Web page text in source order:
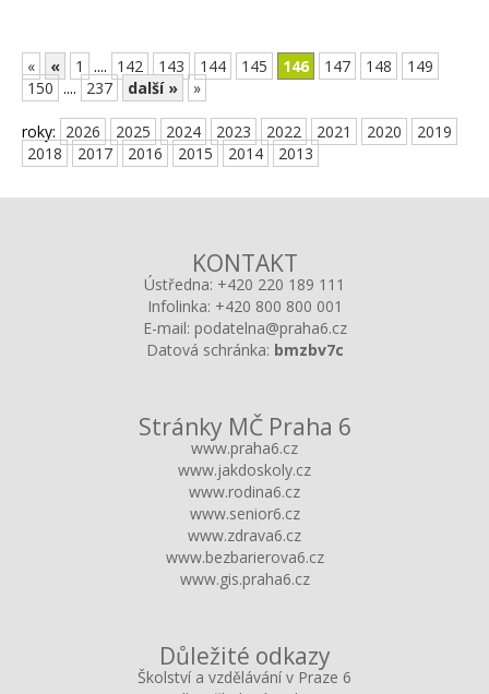
« « 1 .... 142 143 144 145 146 147 148
149
150 .... 237 další » »
roky: 2026 2025 2024 2023 2022 2021 2020
2019
2018
2017 2016 2015 2014 2013
KONTAKT
Ústředna: +420 220 189 111
Infolinka: +420 800 800 001
E-mail: podatelna@praha6.cz
Datová schránka: bmzbv7c
Stránky MČ Praha 6
www.praha6.cz
www.jakdoskoly.cz
www.rodina6.cz
www.senior6.cz
www.zdrava6.cz
www.bezbarierova6.cz
www.gis.praha6.cz
Důležité odkazy
Školství a vzdělávání v Praze 6